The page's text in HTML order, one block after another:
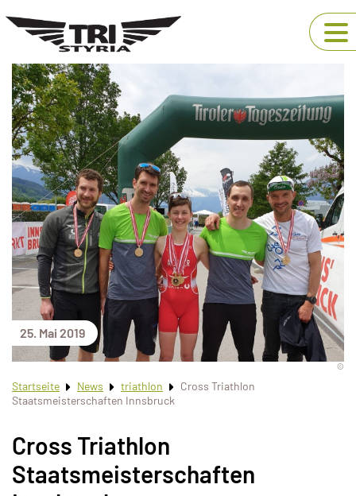
25. Mai 2019
©
Startseite News triathlon
Cross Triathlon
Staatsmeisterschaften Innsbruck
Cross Triathlon
Staatsmeisterschaften